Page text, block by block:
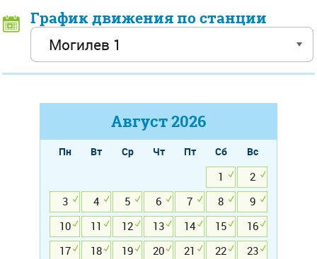
График движения по станции
Август2026
Пн Вт Ср Чт Пт Сб
Вс
1
2
3
4 5 6 7 8
9
10
11 12 13 14 15
16
17
18 19 20 21 22
23